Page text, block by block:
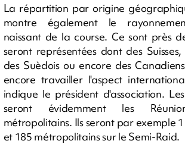
La répartition par origine
montre également le
naissant de la course. Ce sont près
seront représentées dont des
des Suèdois ou encore des
encore travailler l'aspect
indique le président d'association.
seront évidemment les
métropolitains. Ils seront par exemple
et 185 métropolitains sur le Semi-Raid.